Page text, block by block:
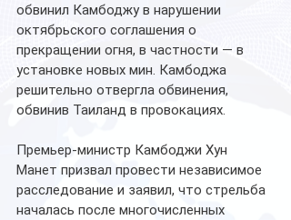
обвинил Камбоджу в нарушении
октябрьского соглашения о
прекращении огня, в частности — в
установке новых мин. Камбоджа
решительно отвергла обвинения,
обвинив Таиланд в провокациях.
Премьер-министр Камбоджи Хун
Манет призвал провести независимое
расследование и заявил, что стрельба
началась после многочисленных